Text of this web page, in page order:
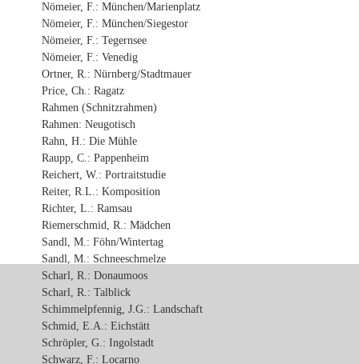
Nömeier, F.: München/Marienplatz
Nömeier, F.: München/Siegestor
Nömeier, F.: Tegernsee
Nömeier, F.: Venedig
Ortner, R.: Nürnberg/Stadtmauer
Price, Ch.: Ragatz
Rahmen (Schnitzrahmen)
Rahmen: Neugotisch
Rahn, H.: Die Mühle
Raupp, C.: Pappenheim
Reichert, W.: Portraitstudie
Reiter, R.L.: Komposition
Richter, L.: Ramsau
Riemerschmid, R.: Mädchen
Sandl, M.: Föhn/Wintertag
Sandl, M.: Schneeschmelze
Scharl, R.: Donaumoos
Scharl, R.: Talblick
Schimmelpfennig, J.G.: Landschaft
Schmid, E.A.: Eichstätt
Schröpler, G.: Ingolstadt
Schwarz, F.: Locarno